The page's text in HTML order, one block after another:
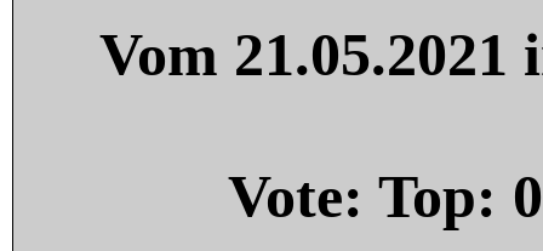
Vom
Vote: Top: 0